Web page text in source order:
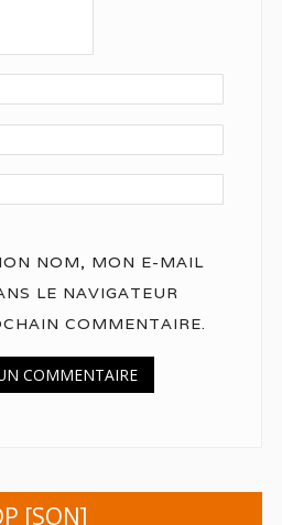
NOM, MON E-MAIL
LE NAVIGATEUR
COMMENTAIRE.
[SON]